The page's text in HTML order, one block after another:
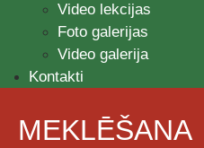
Video lekcijas
Foto galerijas
Video galerija
Kontakti
MEKLĒŠANA